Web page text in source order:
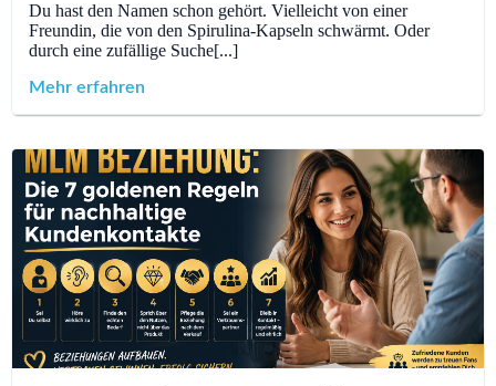
Du hast den Namen schon gehört. Vielleicht von einer
Freundin, die von den Spirulina-Kapseln schwärmt. Oder
durch eine zufällige Suche[...]
Mehr erfahren